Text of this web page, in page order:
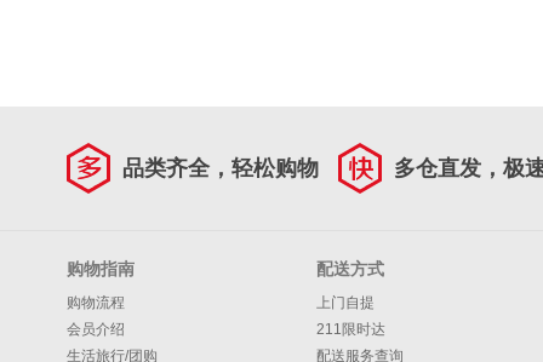
品类齐全，轻松购物 多仓直发，极
购物指南
购物流程
会员介绍
生活旅行/团购
配送方式
上门自提
211限时达
配送服务查询